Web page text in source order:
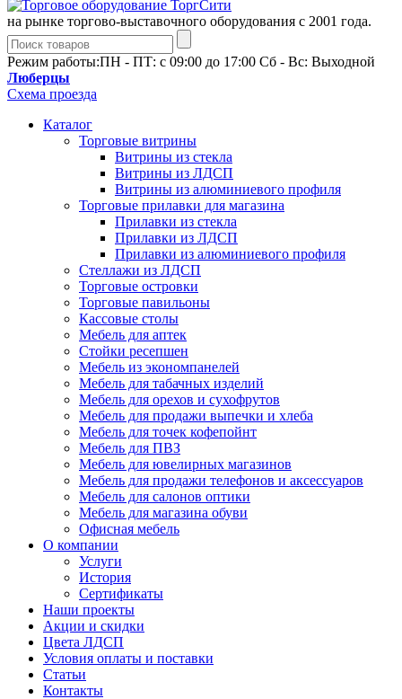
на рынке торгово-выставочного оборудования с 2001 года.
Режим работы:ПН - ПТ: с 09:00 до 17:00 Сб - Вс: Выходной
Люберцы
Схема проезда
Каталог
Торговые витрины
Витрины из cтекла
Витрины из ЛДСП
Витрины из алюминиевого профиля
Торговые прилавки для магазина
Прилавки из стекла
Прилавки из ЛДСП
Прилавки из алюминиевого профиля
Стеллажи из ЛДСП
Торговые островки
Торговые павильоны
Кассовые столы
Мебель для аптек
Стойки ресепшен
Мебель из экономпанелей
Мебель для табачных изделий
Мебель для орехов и сухофрутов
Мебель для продажи выпечки и хлеба
Мебель для точек кофепойнт
Мебель для ПВЗ
Мебель для ювелирных магазинов
Мебель для продажи телефонов и аксессуаров
Мебель для салонов оптики
Мебель для магазина обуви
Офисная мебель
О компании
Услуги
История
Сертификаты
Наши проекты
Акции и скидки
Цвета ЛДСП
Условия оплаты и поставки
Статьи
Контакты